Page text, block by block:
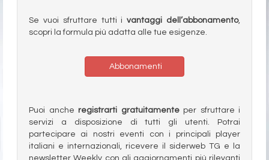
Se vuoi sfruttare tutti ivantaggi dell’abbonamento,
scopri la formula più adatta alle tue esigenze.
Abbonamenti
Puoi anche registrarti gratuitamenteper sfruttare i
servizi a disposizione di tutti gli utenti. Potrai
partecipare ai nostri eventi con i principali player
italiani e internazionali, ricevere il siderweb TG e la
newsletter Weekly con gli aggiornamenti più rilevanti